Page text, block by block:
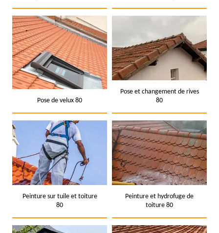
Pose de velux 80
Pose et changement de rives
80
Peinture sur tuile et toiture
80
Peinture et hydrofuge de
toiture 80